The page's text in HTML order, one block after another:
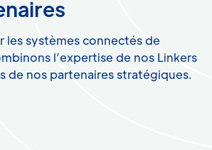
les systèmes connectés de
l’expertise de nos Linkers
de nos partenaires stratégiques.